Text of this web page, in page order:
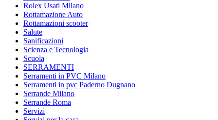
Rolex Usati Milano
Rottamazione Auto
Rottamazioni scooter
Salute
Sanificazioni
Scienza e Tecnologia
Scuola
SERRAMENTI
Serramenti in PVC Milano
Serramenti in pvc Paderno Dugnano
Serrande Milano
Serrande Roma
Servizi